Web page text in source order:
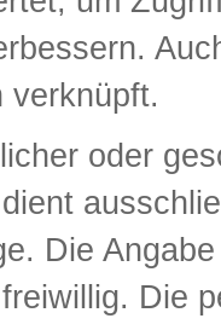
verknüpft.
oder
Die
Die